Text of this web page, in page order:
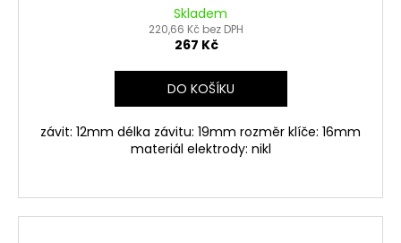
Skladem
220,66 Kč bez DPH
267 Kč
DO KOŠÍKU
závit: 12mm délka závitu: 19mm rozměr klíče: 16mm
materiál elektrody: nikl